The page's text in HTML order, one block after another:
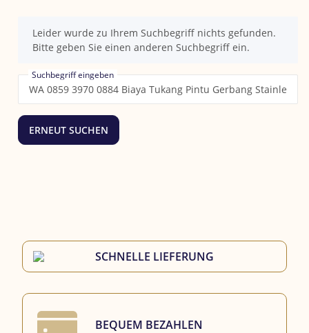
xLeider wurde zu Ihrem Suchbegriff nichts gefunden.
Bitte geben Sie einen anderen Suchbegriff ein.
Suchbegriff eingeben
ERNEUT SUCHEN
SCHNELLE LIEFERUNG
BEQUEM BEZAHLEN